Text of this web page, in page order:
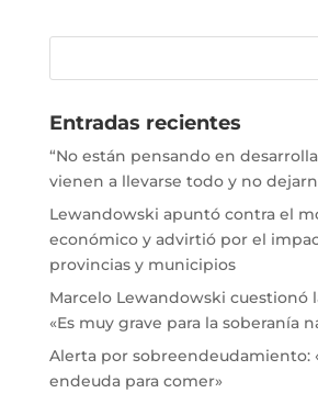
Entradas recientes
“No están pensando en
vienen a llevarse todo y no
Lewandowski apuntó contra el
económico y advirtió por el
provincias y municipios
Marcelo Lewandowski cuestionó
«Es muy grave para la soberanía
Alerta por sobreendeudamiento:
endeuda para comer»